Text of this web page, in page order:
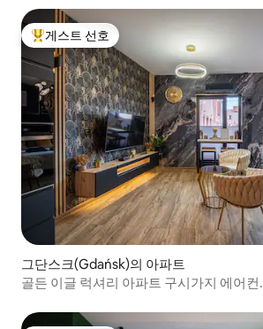
상위 게스트 선호
게스트 선호
그단스크(Gdańsk)의 아파트
골든 이글 럭셔리 아파트 구시가지 에어컨.